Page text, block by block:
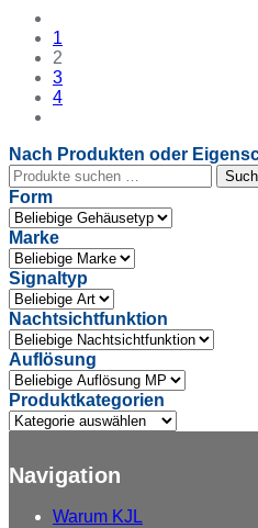
1
2
3
4
Nach Produkten oder
Suchen
nach:
Form
Marke
Signaltyp
Nachtsichtfunktion
Auflösung
Produktkategorien
Navigation
Warum KJL